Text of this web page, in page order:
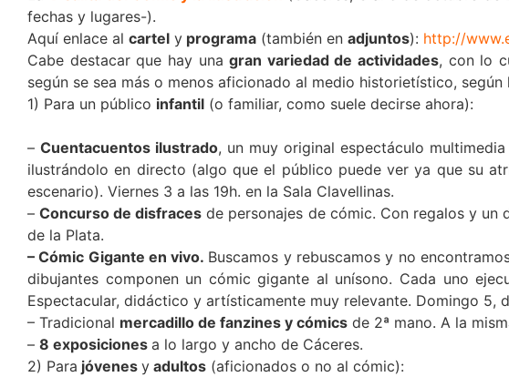
fechas y lugares-).
Aquí enlace al cartel y programa (también en adjuntos): http://
Cabe destacar que hay unagran variedad de actividades, con lo
según se sea más o menos aficionado al medio historietístico, según
1) Para un público infantil (o familiar, como suele decirse ahora):
– Cuentacuentos ilustrado, un muy original espectáculo
ilustrándolo en directo (algo que el público puede ver ya que su
escenario). Viernes 3 a las 19h. en la Sala Clavellinas.
–Concurso de disfraces de personajes de cómic. Con regalos y un
de la Plata.
– Cómic Gigante en vivo. Buscamos y rebuscamos y no
dibujantes componen un cómic gigante al unísono. Cada uno
Espectacular, didáctico y artísticamente muy relevante. Domingo 5,
– Tradicional mercadillo de fanzines y cómics de 2ª mano. A la
– 8 exposiciones a lo largo y ancho de Cáceres.
2) Para jóvenes y adultos (aficionados o no al cómic):